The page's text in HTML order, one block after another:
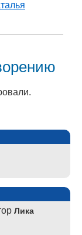
Лика